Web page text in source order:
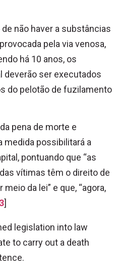
não haver a substâncias
pela via venosa,
há 10 anos, os
deverão ser executados
do pelotão de fuzilamento
pena de morte e
medida possibilitará a
pontuando que “as
vítimas têm o direito de
da lei” e que, “agora,
3]
legislation into law
to carry out a death